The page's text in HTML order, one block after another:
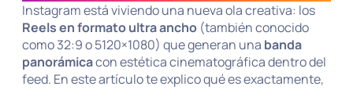
Instagram está viviendo una nueva ola creativa: los
Reels en formato ultra ancho (también conocido
como 32:9 o 5120×1080) que generan una banda
panorámicacon estética cinematográfica dentro del
feed. En este artículo te explico qué es exactamente,